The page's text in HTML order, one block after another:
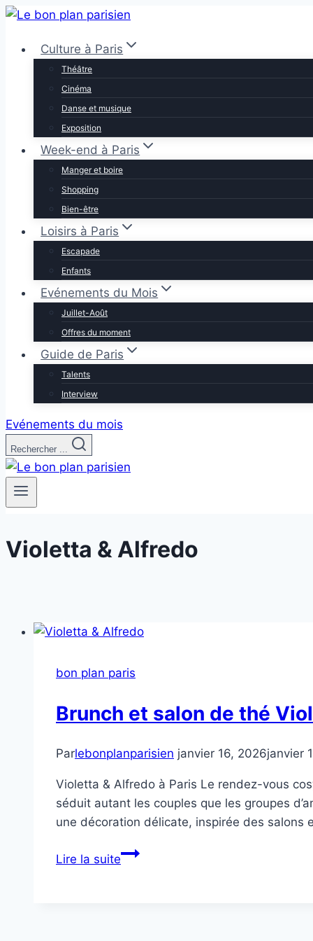
Aller
contenuCulture à Paris
Théâtre
Cinéma
Danse et musique
Exposition
Week-end à Paris
Manger et boire
Shopping
Bien-être
Loisirs à Paris
Escapade
Enfants
Evénements du Mois
Juillet-Août
Offres du moment
Guide de Paris
Talents
Interview
Evénements du mois
Rechercher ...
Violetta & Alfredo
bon plan paris
Brunch et salon de thé
Parlebonplanparisien janvier 16, 2026janvier
Violetta & Alfredo à Paris Le rendez-vous
séduit autant les couples que les groupes
une décoration délicate, inspirée des salons
Lire la suiteBrunch